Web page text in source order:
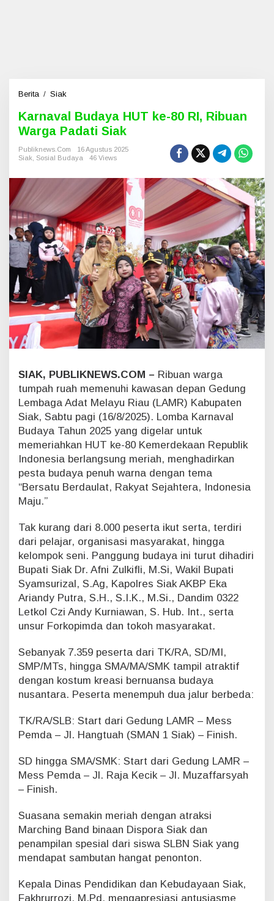
Berita / Siak
r
n
v
d
a
y
a
H
U
k
e
-
8
0
R
,
R
b
u
a
n
W
r
g
a
d
a
t
i
S
i
k
Karnaval Budaya HUT ke-80 RI, Ribuan
Warga Padati Siak
Publiknews.com
16 Agustus 2025
Siak Sosial Budaya 46 Views
SIAK, PUBLIKNEWS.COM – Ribuan warga
tumpah ruah memenuhi kawasan depan Gedung
Lembaga Adat Melayu Riau (LAMR) Kabupaten
Siak, Sabtu pagi (16/8/2025). Lomba Karnaval
Budaya Tahun 2025 yang digelar untuk
memeriahkan HUT ke-80 Kemerdekaan Republik
Indonesia berlangsung meriah, menghadirkan
pesta budaya penuh warna dengan tema
“Bersatu Berdaulat, Rakyat Sejahtera, Indonesia
Maju.”
Tak kurang dari 8.000 peserta ikut serta, terdiri
dari pelajar, organisasi masyarakat, hingga
kelompok seni. Panggung budaya ini turut dihadiri
Bupati Siak Dr. Afni Zulkifli, M.Si, Wakil Bupati
Syamsurizal, S.Ag, Kapolres Siak AKBP Eka
Ariandy Putra, S.H., S.I.K., M.Si., Dandim 0322
Letkol Czi Andy Kurniawan, S. Hub. Int., serta
unsur Forkopimda dan tokoh masyarakat.
Sebanyak 7.359 peserta dari TK/RA, SD/MI,
SMP/MTs, hingga SMA/MA/SMK tampil atraktif
dengan kostum kreasi bernuansa budaya
nusantara. Peserta menempuh dua jalur berbeda:
TK/RA/SLB: Start dari Gedung LAMR – Mess
Pemda – Jl. Hangtuah (SMAN 1 Siak) – Finish.
SD hingga SMA/SMK: Start dari Gedung LAMR –
Mess Pemda – Jl. Raja Kecik – Jl. Muzaffarsyah
– Finish.
Suasana semakin meriah dengan atraksi
Marching Band binaan Dispora Siak dan
penampilan spesial dari siswa SLBN Siak yang
mendapat sambutan hangat penonton.
Kepala Dinas Pendidikan dan Kebudayaan Siak,
Fakhrurrozi, M.Pd, mengapresiasi antusiasme